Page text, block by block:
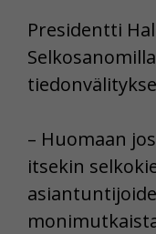
Presidentti
– Huomaan
itsekin